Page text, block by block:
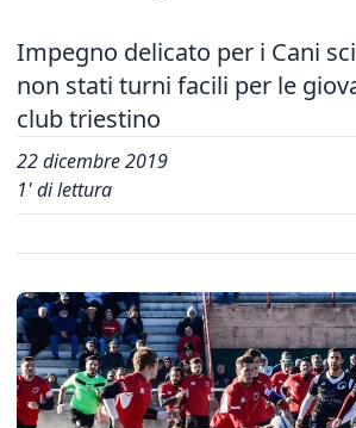
Impegno delicato per i Cani
non stati turni facili per le
club triestino
22 dicembre 2019
1' di lettura